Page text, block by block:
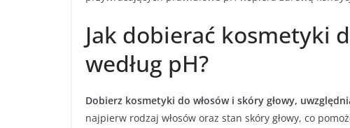
Jak dobierać kosmetyki
według pH?
Dobierz kosmetyki do włosów i skóry głowy,
najpierw rodzaj włosów oraz stan skóry głowy, co